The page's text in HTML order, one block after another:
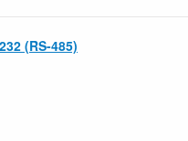
(RS-485)